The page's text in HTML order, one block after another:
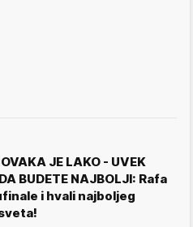
JE LAKO - UVEK
BUDETE NAJBOLJI: Rafa
i hvali najboljeg